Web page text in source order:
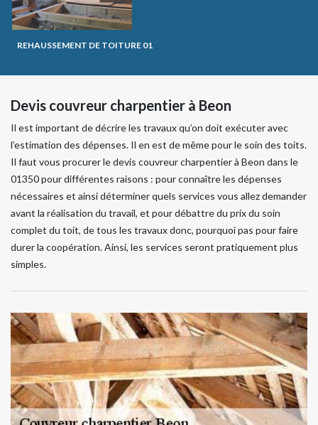
REHAUSSEMENT DE TOITURE 01
Devis couvreur charpentier à Beon
Il est important de décrire les travaux qu’on doit exécuter avec
l’estimation des dépenses. Il en est de même pour le soin des toits.
Il faut vous procurer le devis couvreur charpentier à Beon dans le
01350 pour différentes raisons : pour connaître les dépenses
nécessaires et ainsi déterminer quels services vous allez demander
avant la réalisation du travail, et pour débattre du prix du soin
complet du toit, de tous les travaux donc, pourquoi pas pour faire
durer la coopération. Ainsi, les services seront pratiquement plus
simples.